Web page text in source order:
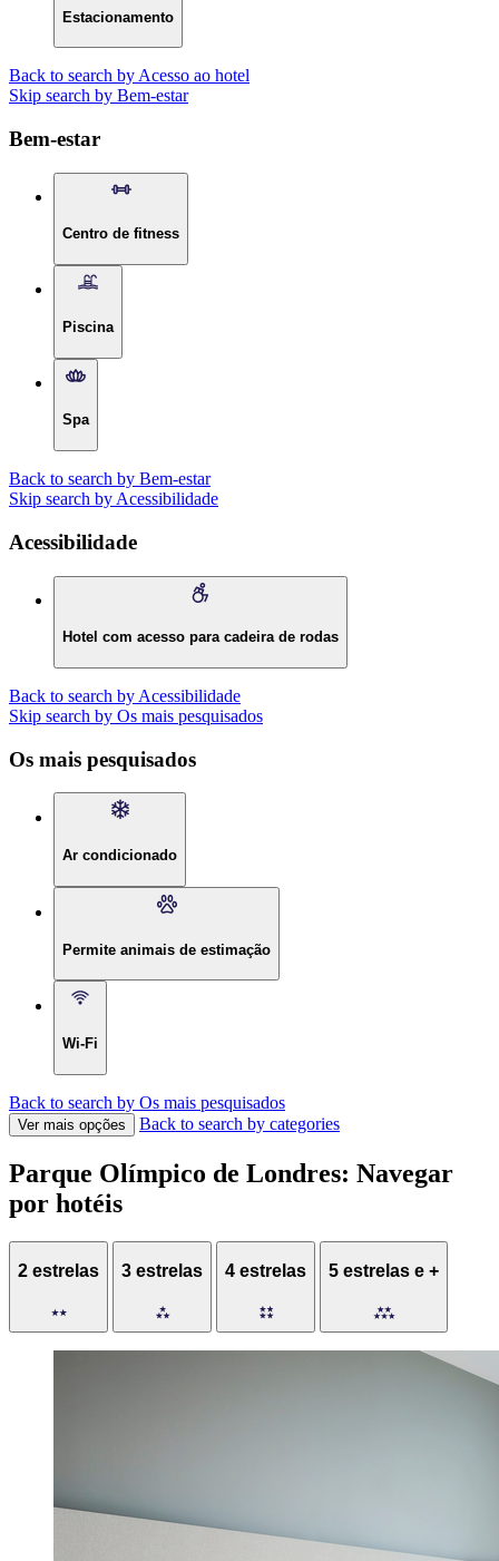
Estacionamento
Back to search by Acesso ao hotel
Skip search by Bem-estar
Bem-estar
Centro de fitness
Piscina
Spa
Back to search by Bem-estar
Skip search by Acessibilidade
Acessibilidade
Hotel com acesso para cadeira de rodas
Back to search by Acessibilidade
Skip search by Os mais pesquisados
Os mais pesquisados
Ar condicionado
Permite animais de estimação
Wi-Fi
Back to search by Os mais pesquisados
Ver mais opções Back to search by categories
Parque Olímpico de Londres: Navegar
por hotéis
2 estrelas 3 estrelas 4 estrelas 5 estrelas e +